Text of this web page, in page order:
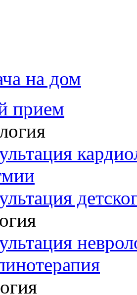
на дом
прием